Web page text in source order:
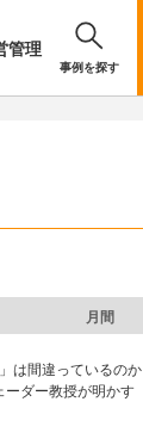
管理
事例を探す
月間
は間違っているのか
ダー教授が明かす